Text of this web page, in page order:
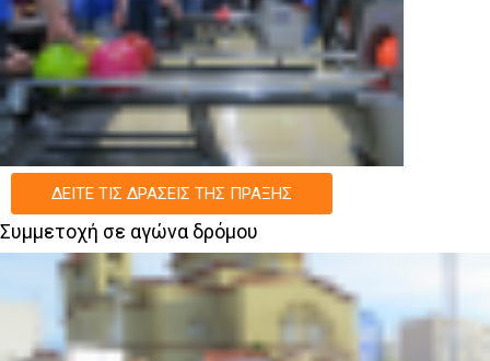
ΔΕΊΤΕ ΤΙΣ ΔΡΆΣΕΙΣ ΤΗΣ ΠΡΆΞΗΣ
Συμμετοχή σε αγώνα δρόμου